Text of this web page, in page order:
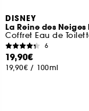
DISNEY
La Reine des Neiges
Coffret Eau de
6
19,90€
19,90€ / 100ml